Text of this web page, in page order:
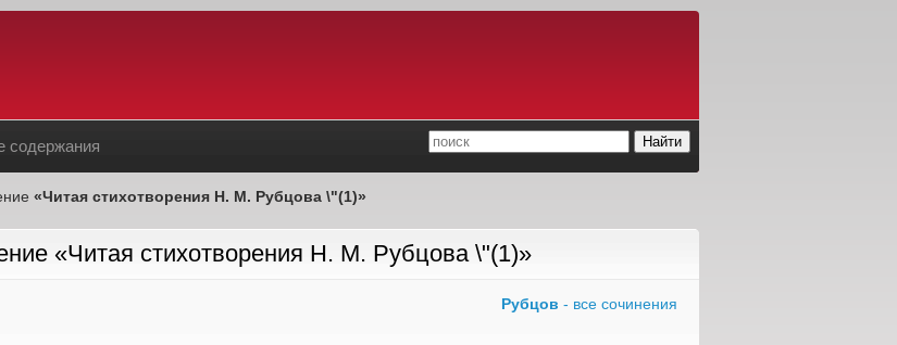
содержания
«Читая стихотворения Н. М. Рубцова \"(1)»
«Читая стихотворения Н. М. Рубцова \"(1)»
Рубцов - все сочинения